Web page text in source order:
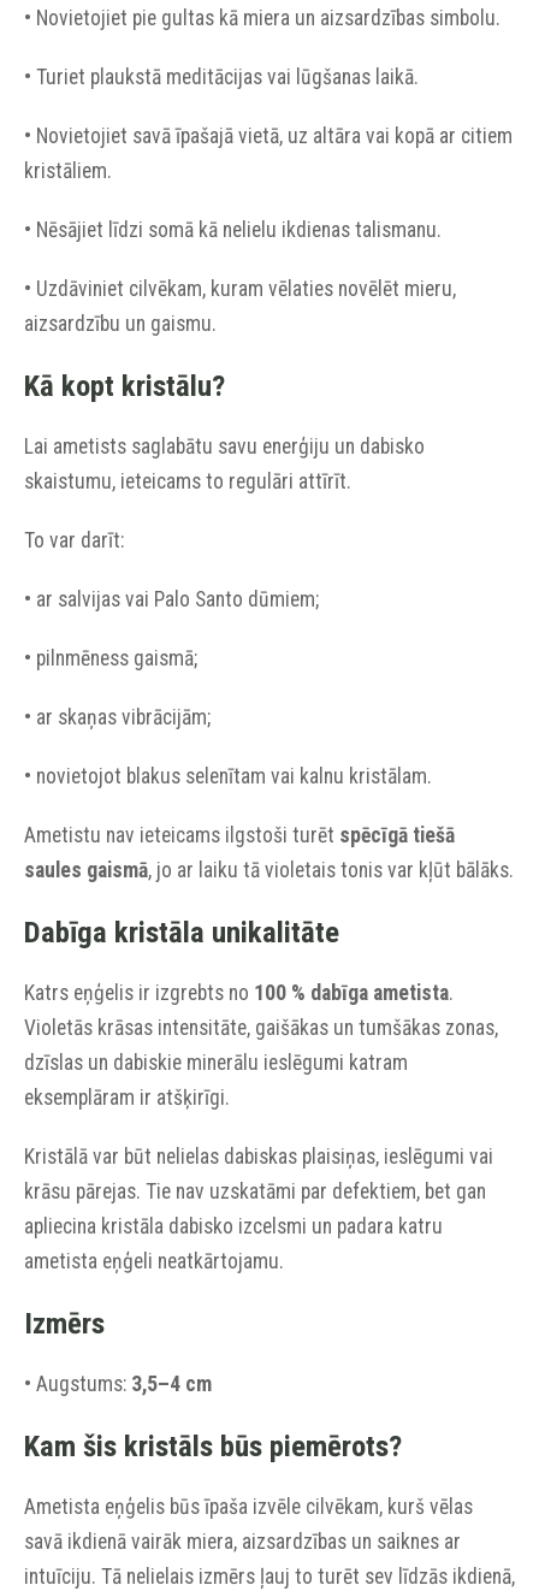
• Novietojiet pie gultas kā miera un aizsardzības simbolu.
• Turiet plaukstā meditācijas vai lūgšanas laikā.
• Novietojiet savā īpašajā vietā, uz altāra vai kopā ar citiem
kristāliem.
• Nēsājiet līdzi somā kā nelielu ikdienas talismanu.
• Uzdāviniet cilvēkam, kuram vēlaties novēlēt mieru,
aizsardzību un gaismu.
Kā kopt kristālu?
Lai ametists saglabātu savu enerģiju un dabisko
skaistumu, ieteicams to regulāri attīrīt.
To var darīt:
• ar salvijas vai Palo Santo dūmiem;
• pilnmēness gaismā;
• ar skaņas vibrācijām;
• novietojot blakus selenītam vai kalnu kristālam.
Ametistu nav ieteicams ilgstoši turēt spēcīgā tiešā
saules gaismā, jo ar laiku tā violetais tonis var kļūt bālāks.
Dabīga kristāla unikalitāte
Katrs eņģelis ir izgrebts no 100 % dabīga ametista.
Violetās krāsas intensitāte, gaišākas un tumšākas zonas,
dzīslas un dabiskie minerālu ieslēgumi katram
eksemplāram ir atšķirīgi.
Kristālā var būt nelielas dabiskas plaisiņas, ieslēgumi vai
krāsu pārejas. Tie nav uzskatāmi par defektiem, bet gan
apliecina kristāla dabisko izcelsmi un padara katru
ametista eņģeli neatkārtojamu.
Izmērs
• Augstums: 3,5–4 cm
Kam šis kristāls būs piemērots?
Ametista eņģelis būs īpaša izvēle cilvēkam, kurš vēlas
savā ikdienā vairāk miera, aizsardzības un saiknes ar
intuīciju. Tā nelielais izmērs ļauj to turēt sev līdzās ikdienā,